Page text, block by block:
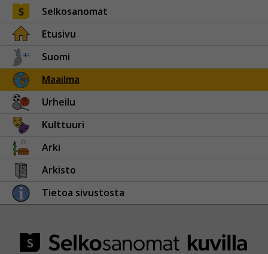
Selkosanomat
Etusivu
Suomi
Maailma
Urheilu
Kulttuuri
Arki
Arkisto
Tietoa sivustosta